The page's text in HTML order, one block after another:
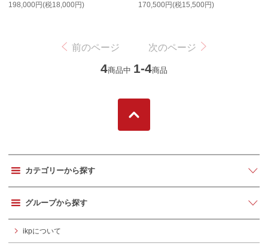
198,000円(税18,000円) 170,500円(税15,500円)
前のページ 次のページ
4商品中 1-4商品
カテゴリーから探す
グループから探す
ikpについて